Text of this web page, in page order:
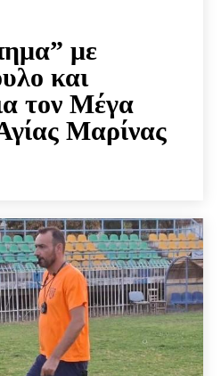
με
και
τον Μέγα
Μαρίνας